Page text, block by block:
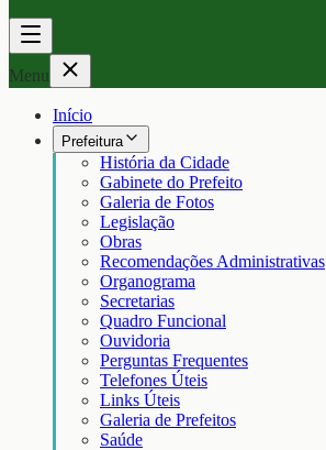
Menu
Início
Prefeitura
História da Cidade
Gabinete do Prefeito
Galeria de Fotos
Legislação
Obras
Recomendações Administrativas
Organograma
Secretarias
Quadro Funcional
Ouvidoria
Perguntas Frequentes
Telefones Úteis
Links Úteis
Galeria de Prefeitos
Saúde